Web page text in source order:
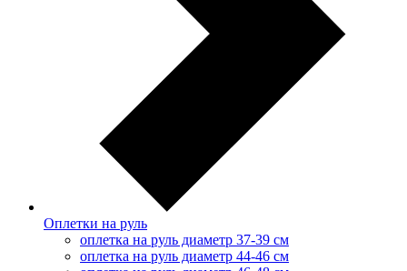
Оплетки на руль
оплетка на руль диаметр 37-39 см
оплетка на руль диаметр 44-46 см